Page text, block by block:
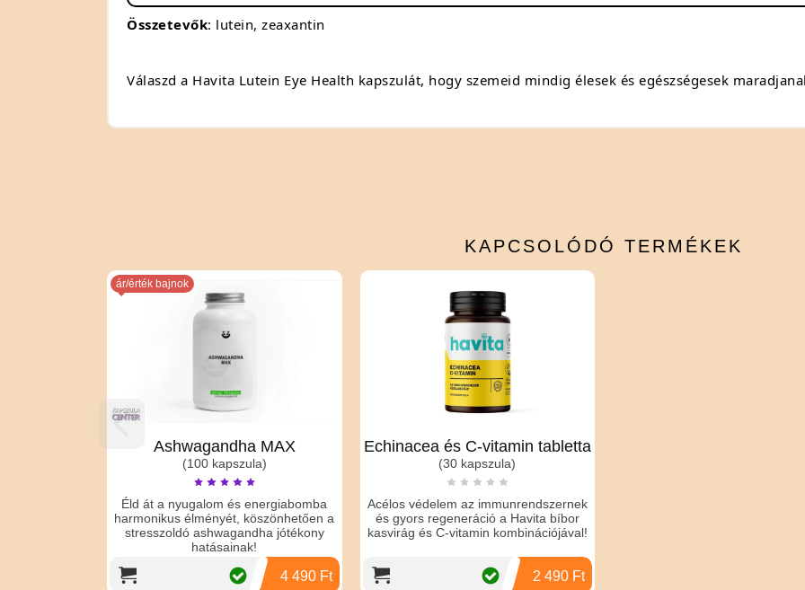
Összetevők: lutein, zeaxantin
Válaszd a Havita Lutein Eye Health kapszulát, hogy szemeid mindig élesek és egészségesek
KAPCSOLÓDÓ TERMÉKEK
ár/érték bajnok
Ashwagandha MAX
(100 kapszula)
Éld át a nyugalom és energiabomba
harmonikus élményét, köszönhetően a
stresszoldó ashwagandha jótékony
hatásainak!
4 490 Ft
Echinacea és C-vitamin tabletta
(30 kapszula)
Acélos védelem az immunrendszernek
és gyors regeneráció a Havita bíbor
kasvirág és C-vitamin kombinációjával!
2 490 Ft